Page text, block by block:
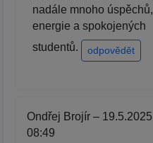
nadále mnoho úspěchů,
energie a spokojených
studentů.
odpovědět
Ondřej Brojír – 19.5.2025
08:49